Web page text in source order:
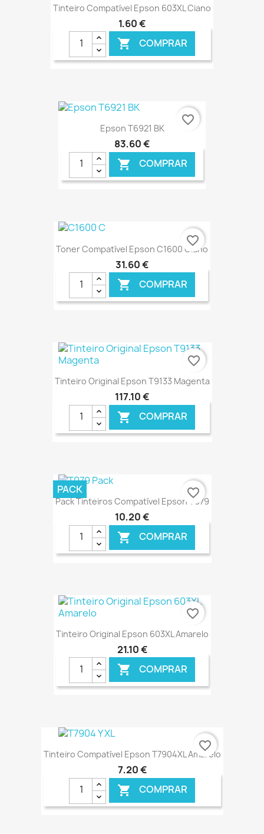
Tinteiro Compatível Epson 603XL Ciano
1,60 €
 COMPRAR
Epson T6921 BK
83,60 €
 COMPRAR
€ ONLINE
favorite_border
Toner Compatível Epson C1600 Ciano
31,60 €
 COMPRAR
€ ONLINE
favorite_border
Tinteiro Original Epson T9133 Magenta
117,10 €
 COMPRAR
favorite_border
Pack Tinteiros Compatível Epson T079
10,20 €
 COMPRAR
€ ONLINE
PACK favorite_border
Tinteiro Original Epson 603XL Amarelo
21,10 €
 COMPRAR
favorite_border
Tinteiro Compatível Epson T7904XL Amarelo
7,20 €
 COMPRAR
favorite_border